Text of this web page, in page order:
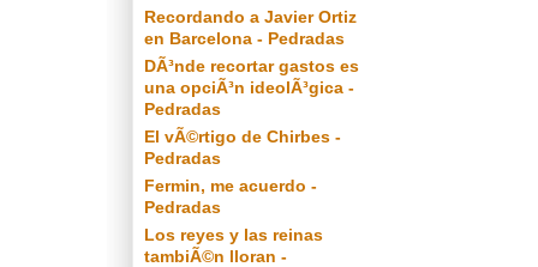
Recordando a Javier Ortiz
en Barcelona - Pedradas
DÃ³nde recortar gastos es
una opciÃ³n ideolÃ³gica -
Pedradas
El vÃ©rtigo de Chirbes -
Pedradas
Fermin, me acuerdo -
Pedradas
Los reyes y las reinas
tambiÃ©n lloran -